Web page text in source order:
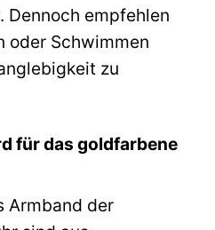
Dennoch empfehlen
oder Schwimmen
zu
für das goldfarbene
Armband der